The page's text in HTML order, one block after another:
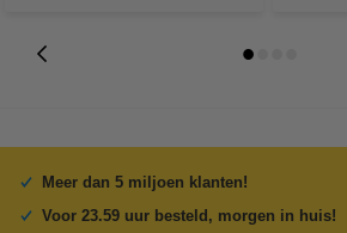
Meer dan 5 miljoen klanten!
Voor 23.59 uur besteld, morgen in huis!